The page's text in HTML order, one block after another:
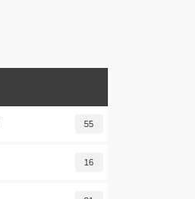
55
16